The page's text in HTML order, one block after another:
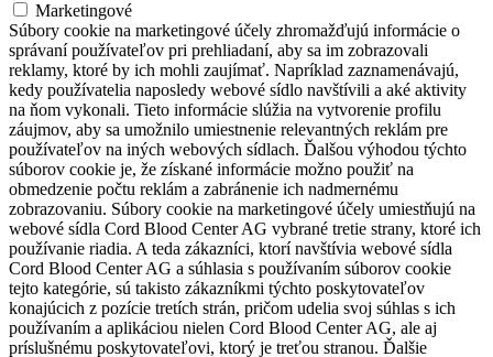
Marketingové
Súbory cookie na marketingové účely zhromažďujú informácie o
správaní používateľov pri prehliadaní, aby sa im zobrazovali
reklamy, ktoré by ich mohli zaujímať. Napríklad zaznamenávajú,
kedy používatelia naposledy webové sídlo navštívili a aké aktivity
na ňom vykonali. Tieto informácie slúžia na vytvorenie profilu
záujmov, aby sa umožnilo umiestnenie relevantných reklám pre
používateľov na iných webových sídlach. Ďalšou výhodou týchto
súborov cookie je, že získané informácie možno použiť na
obmedzenie počtu reklám a zabránenie ich nadmernému
zobrazovaniu. Súbory cookie na marketingové účely umiestňujú na
webové sídla Cord Blood Center AG vybrané tretie strany, ktoré ich
používanie riadia. A teda zákazníci, ktorí navštívia webové sídla
Cord Blood Center AG a súhlasia s používaním súborov cookie
tejto kategórie, sú takisto zákazníkmi týchto poskytovateľov
konajúcich z pozície tretích strán, pričom udelia svoj súhlas s ich
používaním a aplikáciou nielen Cord Blood Center AG, ale aj
príslušnému poskytovateľovi, ktorý je treťou stranou. Ďalšie